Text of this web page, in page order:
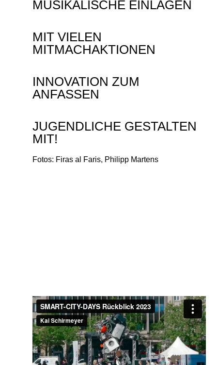
MUSIKALISCHE EINLAGEN
MIT VIELEN
MITMACHAKTIONEN
INNOVATION ZUM
ANFASSEN
JUGENDLICHE GESTALTEN
MIT!
Fotos: Firas al Faris, Philipp Martens